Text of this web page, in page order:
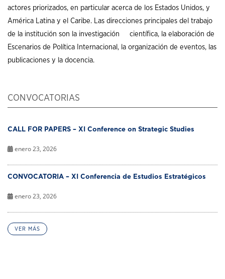
actores priorizados, en particular acerca de los Estados Unidos, y
América Latina y el Caribe. Las direcciones principales del trabajo
de la institución son la investigación científica, la elaboración de
Escenarios de Política Internacional, la organización de eventos, las
publicaciones y la docencia.
CONVOCATORIAS
CALL FOR PAPERS – XI Conference on Strategic Studies
enero 23, 2026
CONVOCATORIA – XI Conferencia de Estudios Estratégicos
enero 23, 2026
VER MÁS